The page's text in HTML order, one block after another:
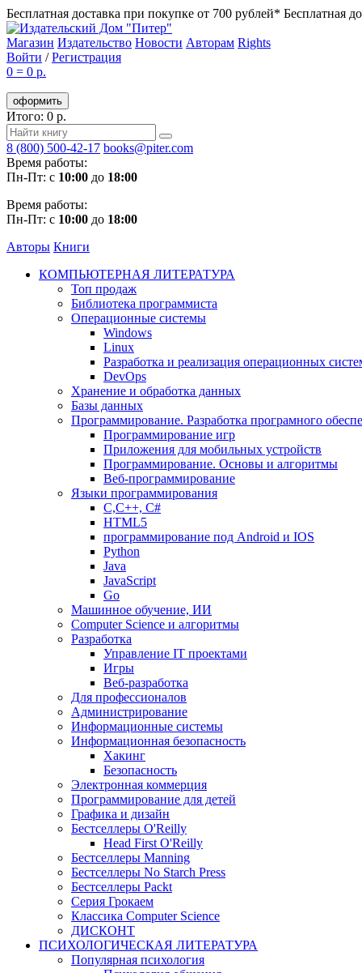
Бесплатная доставка при покупке от 700 рублей* Бесплатная
Магазин Издательство Новости Авторам Rights
Войти /Регистрация
0 = 0 р.
оформить
Итого: 0 р.
8 (800) 500-42-17 books@piter.com
Время работы:
Пн-Пт: с 10:00 до 18:00
Время работы:
Пн-Пт: с 10:00 до 18:00
Авторы Книги
КОМПЬЮТЕРНАЯ ЛИТЕРАТУРА
Топ продаж
Библиотека программиста
Операционные системы
Windows
Linux
Разработка и реализация операционных
DevOps
Хранение и обработка данных
Базы данных
Программирование. Разработка програмного
Программирование игр
Приложения для мобильных устройств
Программирование. Основы и алгоритмы
Веб-программирование
Языки программирования
С,С++, С#
HTML5
программирование под Android и IOS
Python
Java
JavaScript
Go
Машинное обучение, ИИ
Computer Science и алгоритмы
Разработка
Управление IT проектами
Игры
Веб-разработка
Для профессионалов
Администрирование
Информационные системы
Информационная безопасность
Хакинг
Безопасность
Электронная коммерция
Программирование для детей
Графика и дизайн
Бестселлеры O'Reilly
Head First O'Reilly
Бестселлеры Manning
Бестселлеры No Starch Press
Бестселлеры Packt
Серия Грокаем
Классика Computer Science
ДИСКОНТ
ПСИХОЛОГИЧЕСКАЯ ЛИТЕРАТУРА
Популярная психология